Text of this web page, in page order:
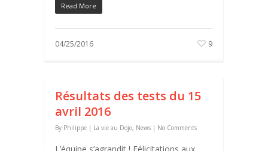
Read More
04/25/2016 9
Résultats des tests du 15
avril 2016
By Philippe | La vie au Dojo, News | No Comments